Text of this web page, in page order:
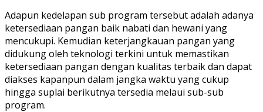
Adapun kedelapan sub program tersebut adalah adanya
ketersediaan pangan baik nabati dan hewani yang
mencukupi. Kemudian keterjangkauan pangan yang
didukung oleh teknologi terkini untuk memastikan
ketersediaan pangan dengan kualitas terbaik dan dapat
diakses kapanpun dalam jangka waktu yang cukup
hingga suplai berikutnya tersedia melaui sub-sub
program.